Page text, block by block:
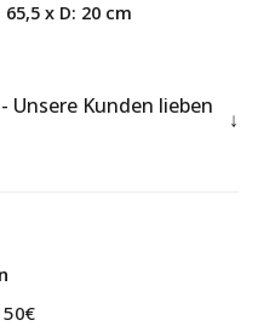
x D: 20 cm
Unsere Kunden lieben